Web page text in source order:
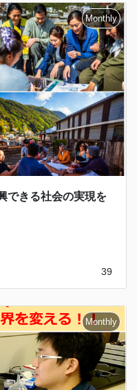
できる社会の実現を
39